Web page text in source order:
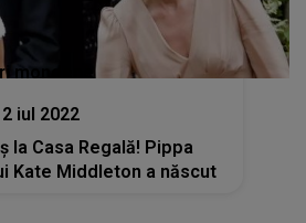
mondene
iul 2022
la Casa Regală! Pippa
Kate Middleton a născut